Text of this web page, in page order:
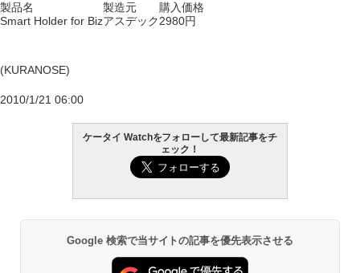
製品名 製造元
購入価格
Smart Holder for Bizアスデック2980円
(KURANOSE)
2010/1/21 06:00
ケータイ Watchをフォローして最新記事をチ
ェック！
Google 検索で当サイトの記事を優先表示させる